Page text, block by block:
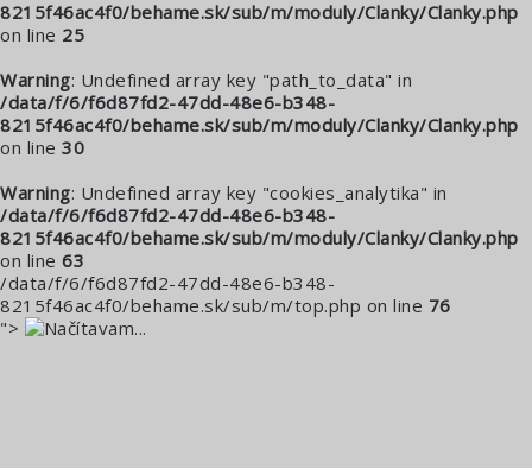
8215f46ac4f0/behame.sk/sub/m/moduly/Clanky/Clanky.php
on line 25
Warning: Undefined array key "path_to_data" in
/data/f/6/f6d87fd2-47dd-48e6-b348-
8215f46ac4f0/behame.sk/sub/m/moduly/Clanky/Clanky.php
on line 30
Warning: Undefined array key "cookies_analytika" in
/data/f/6/f6d87fd2-47dd-48e6-b348-
8215f46ac4f0/behame.sk/sub/m/moduly/Clanky/Clanky.php
on line 63
/data/f/6/f6d87fd2-47dd-48e6-b348-
8215f46ac4f0/behame.sk/sub/m/top.php on line 76
">